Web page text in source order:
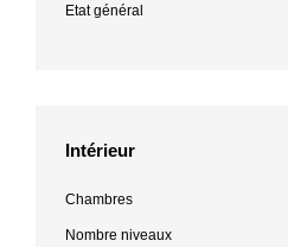
Etat général
Intérieur
Chambres
Nombre niveaux